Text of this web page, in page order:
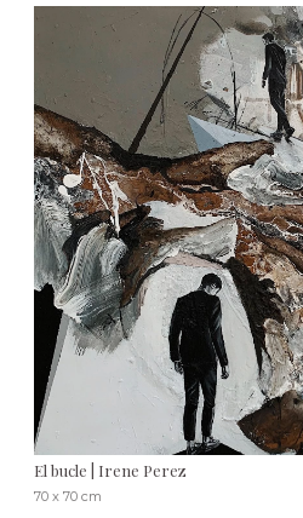
El bucle | Irene Perez
70 x 70 cm